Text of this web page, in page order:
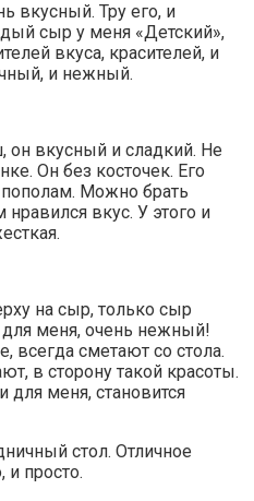
вкусный. Тру его, и
сыр у меня «Детский»,
вкуса, красителей, и
и нежный.
он вкусный и сладкий. Не
Он без косточек. Его
Можно брать
вкус. У этого и
на сыр, только сыр
меня, очень нежный!
всегда сметают со стола.
в сторону такой красоты.
для меня, становится
стол. Отличное
и просто.